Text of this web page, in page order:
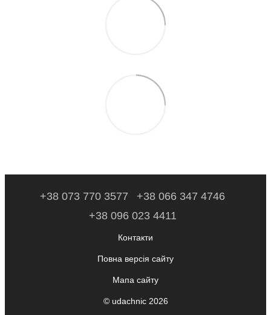
+38 073 770 3577
+38 066 347 4746
+38 096 023 4411
Контакти
Повна версія сайту
Мапа сайту
© udachnic 2026